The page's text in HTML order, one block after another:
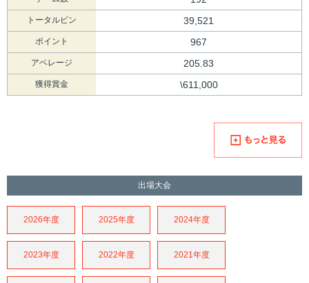
トータルピン 39,521
ポイント 967
アベレージ 205.83
獲得賞金 \611,000
出場大会
2026年度 2025年度 2024年度
2023年度 2022年度 2021年度